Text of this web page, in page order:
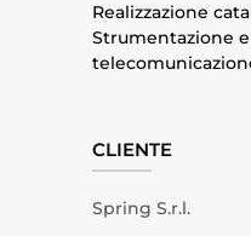
Realizzazione
Strumentazione
CLIENTE
Spring S.r.l.